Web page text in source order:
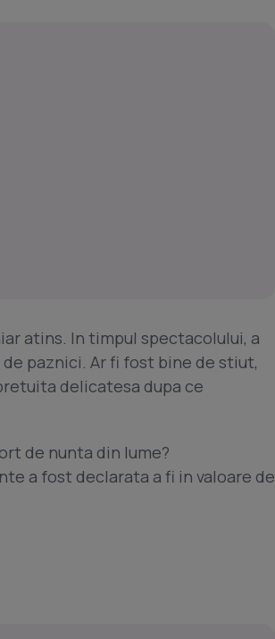
atins. In timpul spectacolului, a
paznici. Ar fi fost bine de stiut,
delicatesa dupa ce
de nunta din lume?
a fost declarata a fi in valoare de